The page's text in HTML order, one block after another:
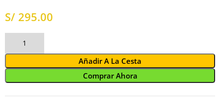
S/
Añadir A La Cesta
Comprar Ahora